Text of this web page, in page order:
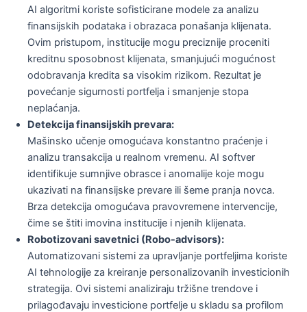
AI algoritmi koriste sofisticirane modele za analizu
finansijskih podataka i obrazaca ponašanja klijenata.
Ovim pristupom, institucije mogu preciznije proceniti
kreditnu sposobnost klijenata, smanjujući mogućnost
odobravanja kredita sa visokim rizikom. Rezultat je
povećanje sigurnosti portfelja i smanjenje stopa
neplaćanja.
Detekcija finansijskih prevara:
Mašinsko učenje omogućava konstantno praćenje i
analizu transakcija u realnom vremenu. AI softver
identifikuje sumnjive obrasce i anomalije koje mogu
ukazivati na finansijske prevare ili šeme pranja novca.
Brza detekcija omogućava pravovremene intervencije,
čime se štiti imovina institucije i njenih klijenata.
Robotizovani savetnici (Robo-advisors):
Automatizovani sistemi za upravljanje portfeljima koriste
AI tehnologije za kreiranje personalizovanih investicionih
strategija. Ovi sistemi analiziraju tržišne trendove i
prilagođavaju investicione portfelje u skladu sa profilom